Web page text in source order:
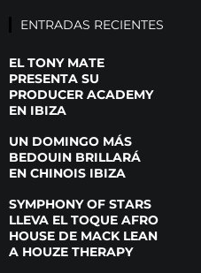
a través de historias
y referencias a
ENTRADAS RECIENTES
EL TONY MATE
PRESENTA SU
PRODUCER ACADEMY
EN IBIZA
UN DOMINGO MÁS
BEDOUIN BRILLARÁ
EN CHINOIS IBIZA
SYMPHONY OF STARS
LLEVA EL TOQUE AFRO
HOUSE DE MACK LEAN
A HOUZE THERAPY